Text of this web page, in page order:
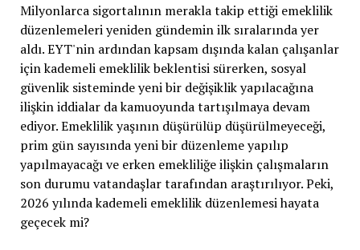
Milyonlarca sigortalının merakla takip ettiği emeklilik
düzenlemeleri yeniden gündemin ilk sıralarında yer
aldı. EYT'nin ardından kapsam dışında kalan çalışanlar
için kademeli emeklilik beklentisi sürerken, sosyal
güvenlik sisteminde yeni bir değişiklik yapılacağına
ilişkin iddialar da kamuoyunda tartışılmaya devam
ediyor. Emeklilik yaşının düşürülüp düşürülmeyeceği,
prim gün sayısında yeni bir düzenleme yapılıp
yapılmayacağı ve erken emekliliğe ilişkin çalışmaların
son durumu vatandaşlar tarafından araştırılıyor. Peki,
2026 yılında kademeli emeklilik düzenlemesi hayata
geçecek mi?